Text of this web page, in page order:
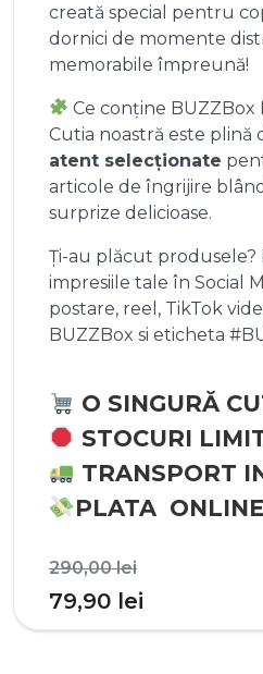
creată special pentru
dornici de momente
memorabile împreună!
Ce conține BUZZBox
Cutia noastră este plină
atent selecționate
articole de îngrijire
surprize delicioase.
Ți-au plăcut produsele?
impresiile tale în Social
postare, reel, TikTok
BUZZBox si eticheta
O SINGURĂ
STOCURI
TRANSPORT
PLATA ONLINE
290,00leiPrețul
inițial
a
79,90 lei
curent